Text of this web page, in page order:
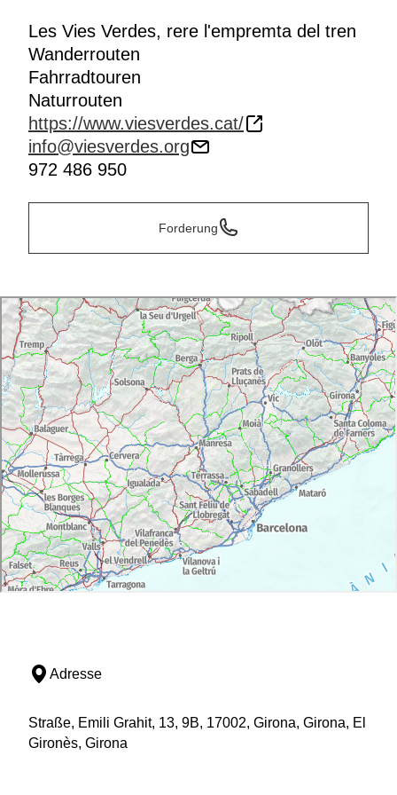
Les Vies Verdes, rere l'empremta del tren
Wanderrouten
Fahrradtouren
Naturrouten
https://www.viesverdes.cat/
info@viesverdes.org
972 486 950
Forderung
Adresse
Straße, Emili Grahit, 13, 9B, 17002, Girona, Girona, El
Gironès, Girona